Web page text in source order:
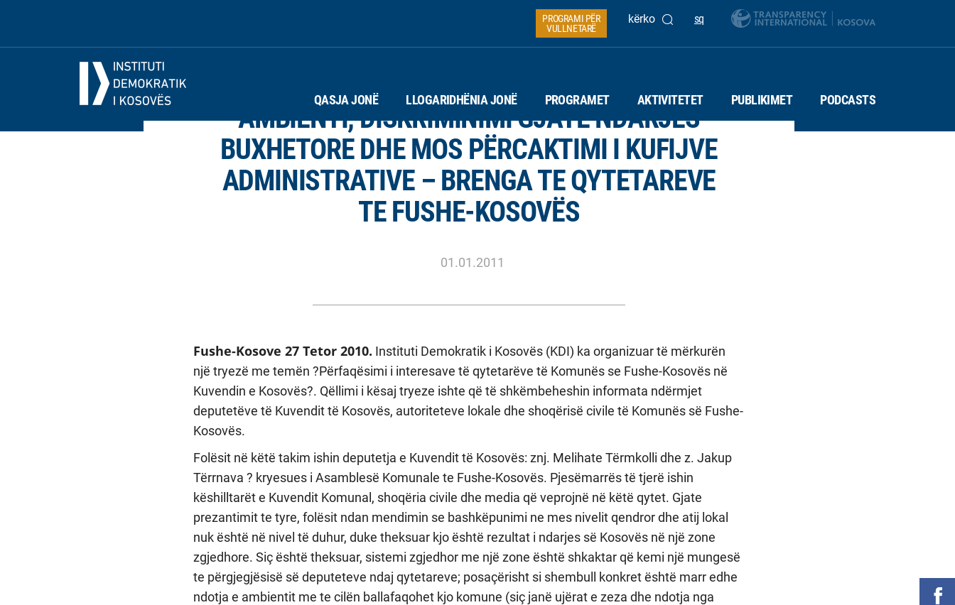
sq
kërko
PROGRAMI PËR
VULLNETARË
QASJA JONË LLOGARIDHËNIA JONË PROGRAMET AKTIVITETET PUBLIKIMET PODCASTS
AMBIENTI, DISKRIMINIMI GJATE NDARJES
BUXHETORE DHE MOS PËRCAKTIMI I KUFIJVE
ADMINISTRATIVE – BRENGA TE QYTETAREVE
TE FUSHE-KOSOVËS
01.01.2011
Fushe-Kosove 27 Tetor 2010. Instituti Demokratik i Kosovës (KDI) ka organizuar të mërkurën
një tryezë me temën ?Përfaqësimi i interesave të qytetarëve të Komunës se Fushe-Kosovës në
Kuvendin e Kosovës?. Qëllimi i kësaj tryeze ishte që të shkëmbeheshin informata ndërmjet
deputetëve të Kuvendit të Kosovës, autoriteteve lokale dhe shoqërisë civile të Komunës së Fushe-
Kosovës.
Folësit në këtë takim ishin deputetja e Kuvendit të Kosovës: znj. Melihate Tërmkolli dhe z. Jakup
Tërrnava ? kryesues i Asamblesë Komunale te Fushe-Kosovës. Pjesëmarrës të tjerë ishin
këshilltarët e Kuvendit Komunal, shoqëria civile dhe media që veprojnë në këtë qytet. Gjate
prezantimit te tyre, folësit ndan mendimin se bashkëpunimi ne mes nivelit qendror dhe atij lokal
nuk është në nivel të duhur, duke theksuar kjo është rezultat i ndarjes së Kosovës në një zone
zgjedhore. Siç është theksuar, sistemi zgjedhor me një zone është shkaktar që kemi një mungesë
te përgjegjësisë së deputeteve ndaj qytetareve; posaçërisht si shembull konkret është marr edhe
ndotja e ambientit me te cilën ballafaqohet kjo komune (siç janë ujërat e zeza dhe ndotja nga